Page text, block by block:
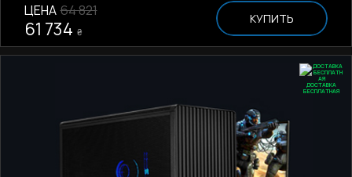
ЦЕНА 64 821
61 734 ₴
КУПИТЬ
ДОСТАВКА
БЕСПЛАТНАЯ